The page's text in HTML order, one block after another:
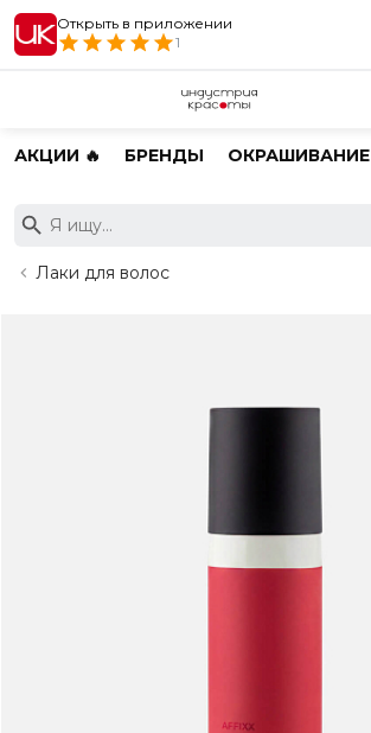
Открыть в приложении
1
АКЦИИ 🔥 БРЕНДЫ ОКРАШИВАНИЕ
Лаки для волос